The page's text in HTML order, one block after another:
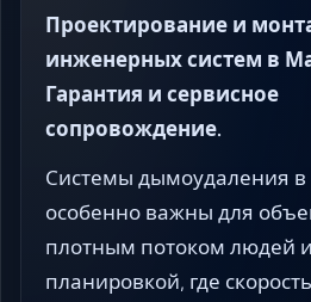
Проектирование и
инженерных систем в
Гарантия и сервисное
сопровождение.
Системы дымоудаления
особенно важны для
плотным потоком людей
планировкой, где